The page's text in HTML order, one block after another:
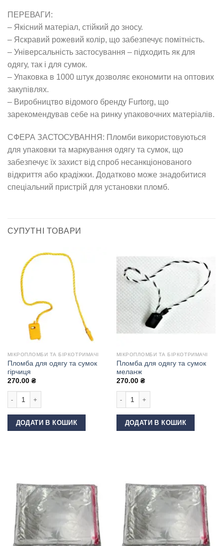
ПЕРЕВАГИ:
– Якісний матеріал, стійкий до зносу.
– Яскравий рожевий колір, що забезпечує помітність.
– Універсальність застосування – підходить як для
одягу, так і для сумок.
– Упаковка в 1000 штук дозволяє економити на оптових
закупівлях.
– Виробництво відомого бренду Furtorg, що
зарекомендував себе на ринку упаковочних матеріалів.
СФЕРА ЗАСТОСУВАННЯ: Пломби використовуються
для упаковки та маркування одягу та сумок, що
забезпечує їх захист від спроб несанкціонованого
відкриття або крадіжки. Додатково може знадобитися
спеціальний пристрій для установки пломб.
СУПУТНІ ТОВАРИ
МІКРОПЛОМБИ ТА БІРКОТРИМАЧІ
Пломба для одягу та сумок
гірчиця
270.00 ₴
ДОДАТИ В КОШИК
МІКРОПЛОМБИ ТА БІРКОТРИМАЧІ
Пломба для одягу та сумок
меланж
270.00 ₴
ДОДАТИ В КОШИК